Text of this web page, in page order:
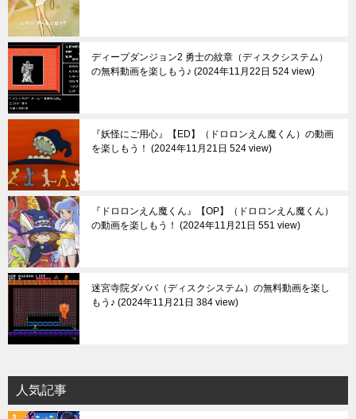
ディープダンジョン2 勇士の紋章（ディスクシステム）
の無料動画を楽しもう♪ 2024年11月22日 524 view
『妖怪にご用心』【ED】（ドロロンえん魔くん）の動画
を楽しもう！
2024年11月21日 524 view
『ドロロンえん魔くん』【OP】（ドロロンえん魔くん）
の動画を楽しもう！
2024年11月21日 551 view
迷宮寺院ダババ（ディスクシステム）の無料動画を楽し
もう♪ 2024年11月21日 384 view
人気記事